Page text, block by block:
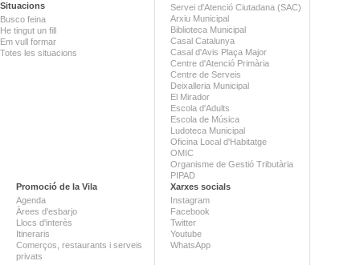
Situacions
Busco feina
He tingut un fill
Em vull formar
Totes les situacions
Servei d'Atenció Ciutadana (SAC)
Arxiu Municipal
Biblioteca Municipal
Casal Catalunya
Casal d'Avis Plaça Major
Centre d'Atenció Primària
Centre de Serveis
Deixalleria Municipal
El Mirador
Escola d'Adults
Escola de Música
Ludoteca Municipal
Oficina Local d'Habitatge
OMIC
Organisme de Gestió Tributària
PIPAD
Promoció de la Vila
Agenda
Àrees d'esbarjo
Llocs d'interès
Itineraris
Comerços, restaurants i serveis
privats
Xarxes socials
Instagram
Facebook
Twitter
Youtube
WhatsApp